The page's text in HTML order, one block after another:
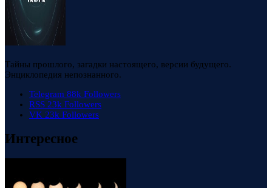
Тайны прошлого, загадки настоящего, версии будущего.
Энциклопедия непознанного.
Telegram 88k Followers
RSS 23k Followers
VK 23k Followers
Интересное